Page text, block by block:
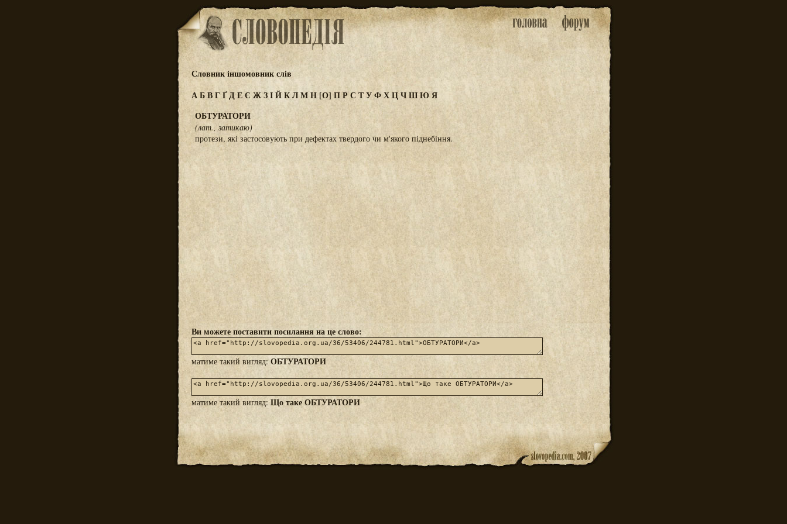
Словник іншомовник слів
АБВГҐДЕЄ ЖЗІЙКЛМН[О] ПРС ТУФХЦЧШЮ Я
ОБТУРАТОРИ
(лат., затикаю)
протези, які застосовують при дефектах твердого чи м'якого піднебіння.
Ви можете поставити посилання на це слово:
матиме такий вигляд:ОБТУРАТОРИ
матиме такий вигляд: Що таке ОБТУРАТОРИ